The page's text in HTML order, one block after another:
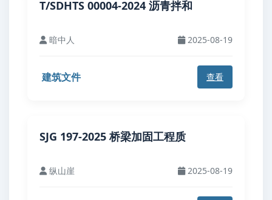
T/SDHTS 00004-2024 沥青拌和
暗中人 2025-08-19
建筑文件 查看
SJG 197-2025 桥梁加固工程质
纵山崖 2025-08-19